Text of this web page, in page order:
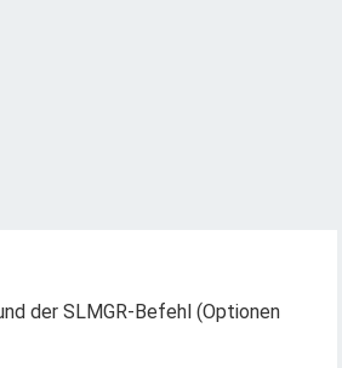
der SLMGR-Befehl (Optionen